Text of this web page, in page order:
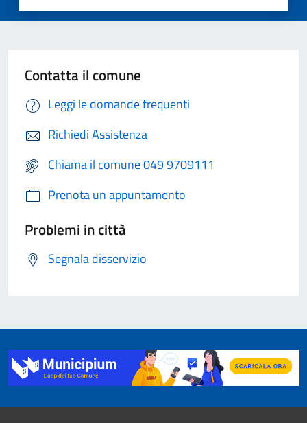
Contatta il comune
Leggi le domande frequenti
Richiedi Assistenza
Chiama il comune 049 9709111
Prenota un appuntamento
Problemi in città
Segnala disservizio